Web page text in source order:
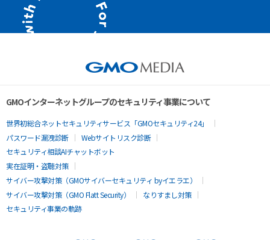
GMOインターネットグループのセキュリティ事業について
世界初総合ネットセキュリティサービス「GMOセキュリティ24」
パスワード漏洩診断
Webサイトリスク診断
セキュリティ相談AIチャットボット
実在証明・盗聴対策
サイバー攻撃対策（GMOサイバーセキュリティ byイエラエ）
サイバー攻撃対策（GMO Flatt Security）
なりすまし対策
セキュリティ事業の軌跡